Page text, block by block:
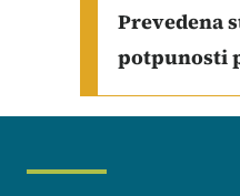
Prevedena
potpunosti